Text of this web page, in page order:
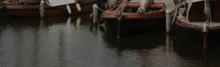
PLATTEGROND
VERHALEN
IN DE OMGEVING
HUISREGELS EN VEELGESTELDE VRAGEN
Vanenburgerallee 13
3882 RH Putten
info@vanenburg.nl